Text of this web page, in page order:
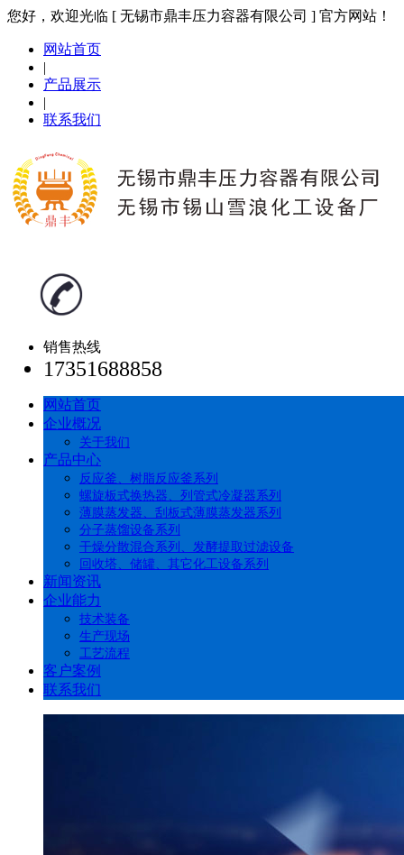
您好，欢迎光临 [ 无锡市鼎丰压力容器有限公司 ] 官方网站！
网站首页
|
产品展示
|
联系我们
销售热线
17351688858
网站首页
企业概况
关于我们
产品中心
反应釜、树脂反应釜系列
螺旋板式换热器、列管式冷凝器系列
薄膜蒸发器、刮板式薄膜蒸发器系列
分子蒸馏设备系列
干燥分散混合系列、发酵提取过滤设备
回收塔、储罐、其它化工设备系列
新闻资讯
企业能力
技术装备
生产现场
工艺流程
客户案例
联系我们